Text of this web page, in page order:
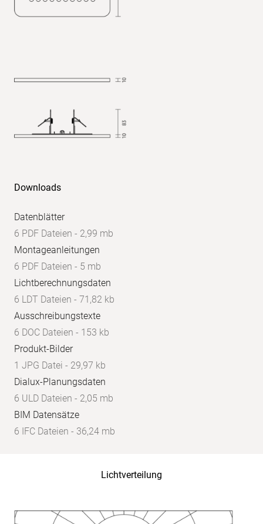
quer:
<
Downloads
Datenblätter
6 PDF Dateien - 2,99 mb
Montageanleitungen
6 PDF Dateien - 5 mb
Lichtberechnungsdaten
6 LDT Dateien - 71,82 kb
Ausschreibungstexte
6 DOC Dateien - 153 kb
Produkt-Bilder
1 JPG Datei - 29,97 kb
Dialux-Planungsdaten
6 ULD Dateien - 2,05 mb
BIM Datensätze
6 IFC Dateien - 36,24 mb
Lichtverteilung